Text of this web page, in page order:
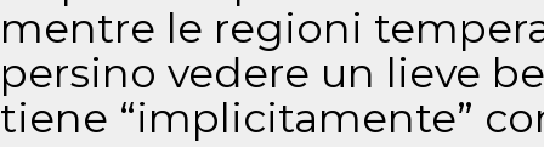
mentre le regioni
persino vedere un lieve
tiene “implicitamente”